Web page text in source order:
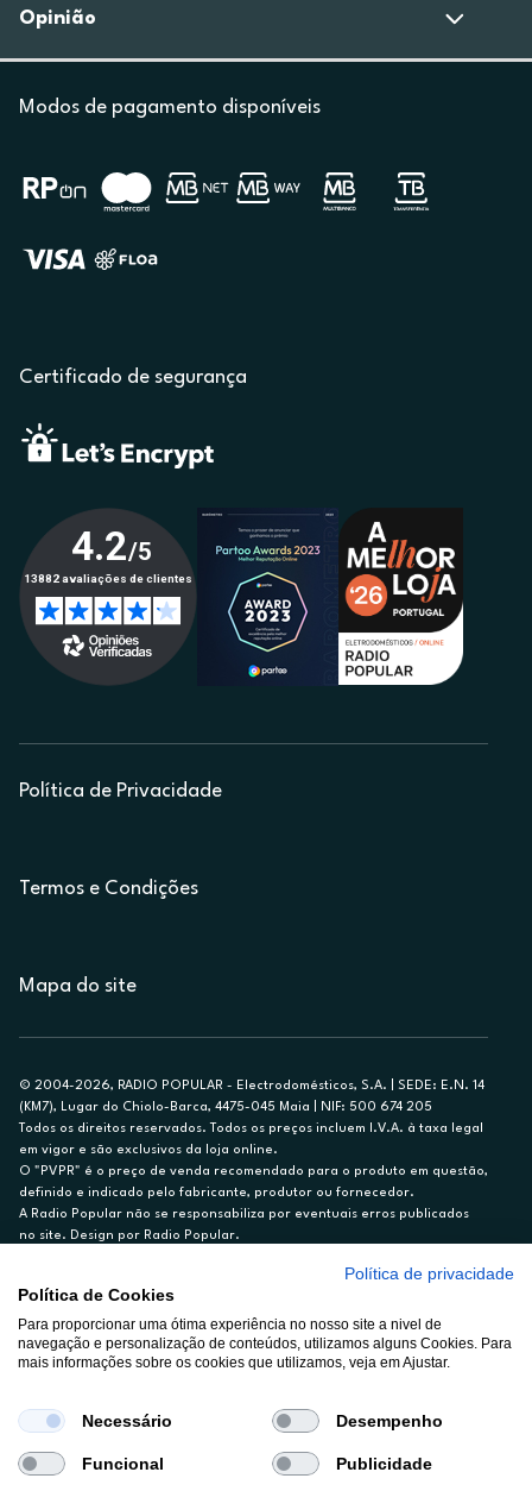
Opinião
Modos de pagamento disponíveis
Certificado de segurança
Política de Privacidade
Termos e Condições
Mapa do site
© 2004-2026, RADIO POPULAR - Electrodomésticos, S.A. | SEDE: E.N. 14
(KM7), Lugar do Chiolo-Barca, 4475-045 Maia | NIF: 500 674 205
Todos os direitos reservados. Todos os preços incluem I.V.A. à taxa legal
em vigor e são exclusivos da loja online.
O "PVPR" é o preço de venda recomendado para o produto em questão,
definido e indicado pelo fabricante, produtor ou fornecedor.
A Radio Popular não se responsabiliza por eventuais erros publicados
no site. Design por Radio Popular.
Ex. para limite de crédito de €1.500, reembolsado em 12 meses, TAN
14,79%.
Crédito sujeito a aprovação pelo Cetelem, marca BNP Paribas Personal
Finance, S.A., Sucursal em Portugal. Informe-se no 21 721 90 00 (dias
A Rádio Popular – Eletrodomésticos S.A. (Registo BdP848) atua como
intermediário de crédito a título acessório e com exclusividade (registo
BdP 2314.)
Política de privacidade
Política de Cookies
Para proporcionar uma ótima experiência no nosso site a nivel de
navegação e personalização de conteúdos, utilizamos alguns Cookies. Para
mais informações sobre os cookies que utilizamos, veja em Ajustar.
Necessário Desempenho
Funcional Publicidade